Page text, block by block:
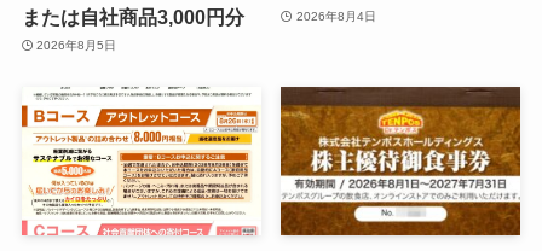
または自社商品3,000円分
2026年8月5日
2026年8月4日